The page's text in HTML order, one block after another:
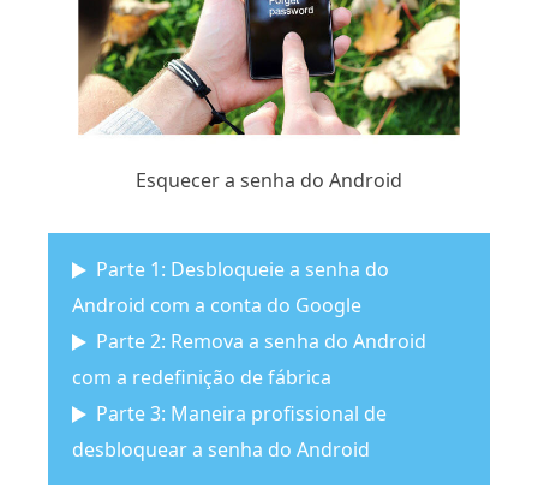
Esquecer a senha do Android
Parte 1: Desbloqueie a senha do
Android com a conta do Google
Parte 2: Remova a senha do Android
com a redefinição de fábrica
Parte 3: Maneira profissional de
desbloquear a senha do Android